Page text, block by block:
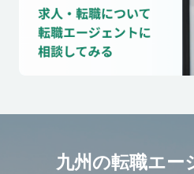
九州の転職エー